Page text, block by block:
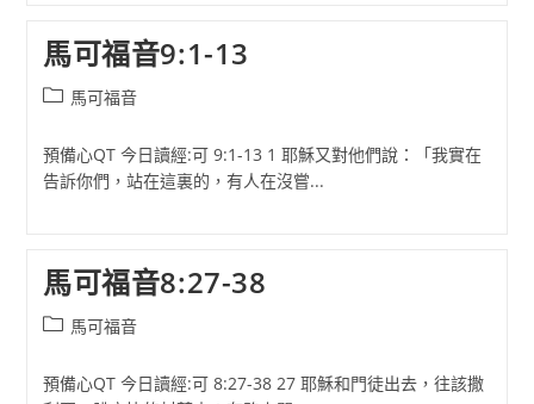
馬可福音9:1-13
Post馬可福音
預備心QT 今日讀經:可 9:1-13 1 耶穌又對他們說：「我實在
告訴你們，站在這裏的，有人在沒嘗...
馬可福音8:27-38
Post馬可福音
預備心QT 今日讀經:可 8:27-38 27 耶穌和門徒出去，往該撒